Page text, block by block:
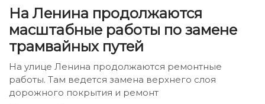
На Ленина продолжаются
масштабные работы по замене
трамвайных путей
На улице Ленина продолжаются ремонтные
работы. Там ведется замена верхнего слоя
дорожного покрытия и ремонт